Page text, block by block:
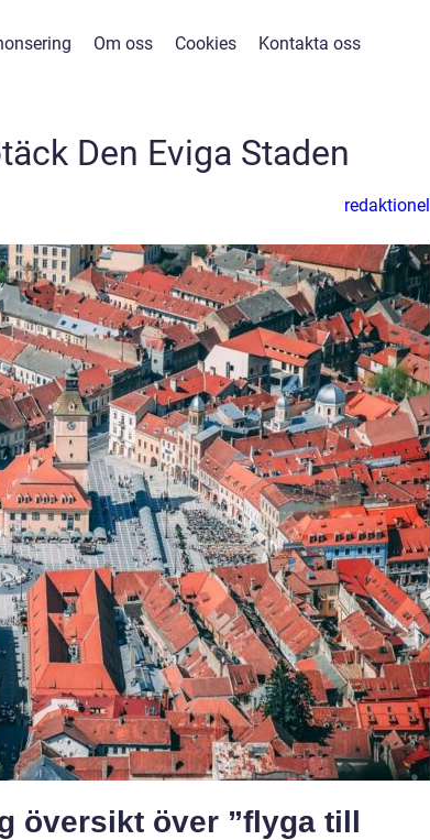
Om oss Cookies Kontakta oss
Den Eviga Staden
redaktionel
översikt över ”flyga till